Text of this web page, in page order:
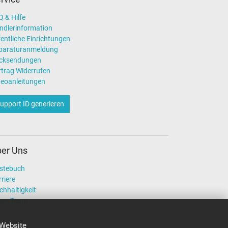
& Hilfe
Einrichtungen
Widerrufen
ID generieren
Uns
Team